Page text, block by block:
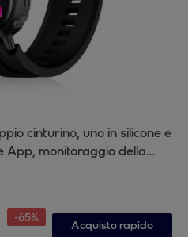
cinturino, uno in silicone e
App, monitoraggio della
-65%
Acquisto rapido